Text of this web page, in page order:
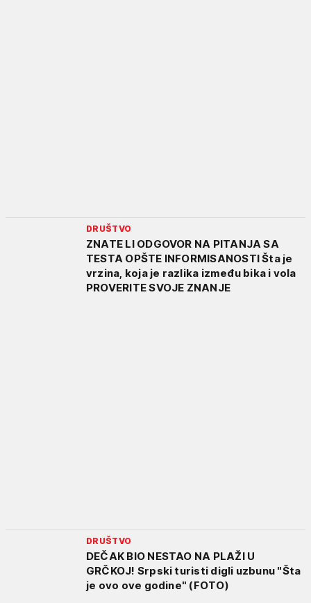
DRUŠTVO
ZNATE LI ODGOVOR NA PITANJA SA
TESTA OPŠTE INFORMISANOSTI Šta je
vrzina, koja je razlika između bika i vola
PROVERITE SVOJE ZNANJE
DRUŠTVO
DEČAK BIO NESTAO NA PLAŽI U
GRČKOJ! Srpski turisti digli uzbunu "Šta
je ovo ove godine" (FOTO)